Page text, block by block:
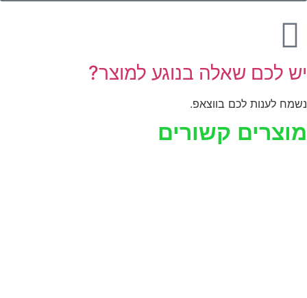
יש לכם שאלה בנוגע למוצר?
נשמח לענות לכם בווצאפ.
מוצרים קשורים